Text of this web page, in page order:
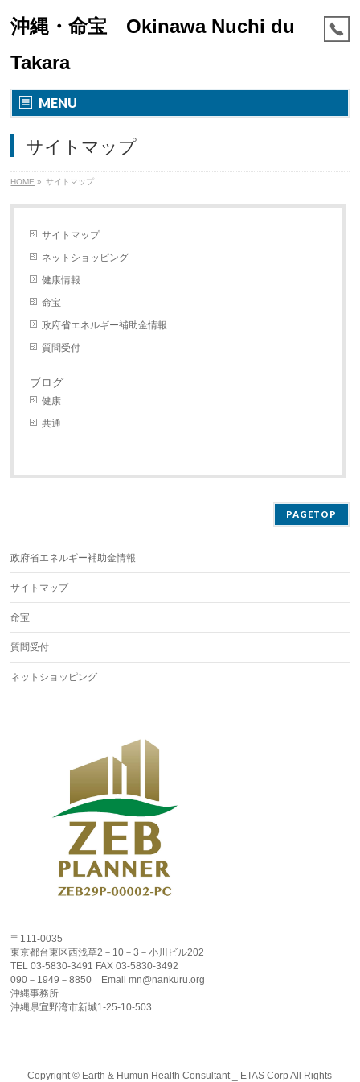
沖縄・命宝 Okinawa Nuchi du
Takara
MENU
サイトマップ
HOME » サイトマップ
サイトマップ
ネットショッピング
健康情報
命宝
政府省エネルギー補助金情報
質問受付
ブログ
健康
共通
PAGETOP
政府省エネルギー補助金情報
サイトマップ
命宝
質問受付
ネットショッピング
〒111-0035
東京都台東区西浅草2－10－3－小川ビル202
TEL 03-5830-3491 FAX 03-5830-3492
090－1949－8850 Email mn@nankuru.org
沖縄事務所
沖縄県宜野湾市新城1-25-10-503
Copyright © Earth & Humun Health Consultant _ ETAS Corp All Rights